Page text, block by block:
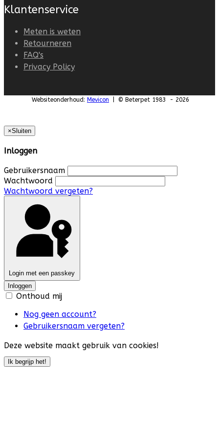
Klantenservice
Meten is weten
Retourneren
FAQ's
Privacy Policy
Websiteonderhoud: Mevicon | © Beterpet 1983 - 2026
×Sluiten
Inloggen
Gebruikersnaam
Wachtwoord
Wachtwoord vergeten?
Login met een passkey
Inloggen
Onthoud mij
Nog geen account?
Gebruikersnaam vergeten?
Deze website maakt gebruik van cookies!
Ik begrijp het!